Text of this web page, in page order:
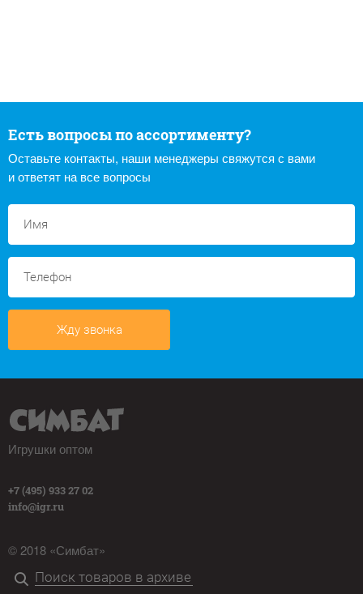
Есть вопросы по ассортименту?
Оставьте контакты, наши менеджеры свяжутся с вами
и ответят на все вопросы
Жду звонка
Игрушки оптом
+7 (495) 933 27 02
info@igr.ru
© 2018 «Симбат»